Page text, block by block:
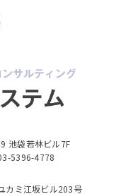
池袋若林ビル7F
5396-4778
カミ江坂ビル203号